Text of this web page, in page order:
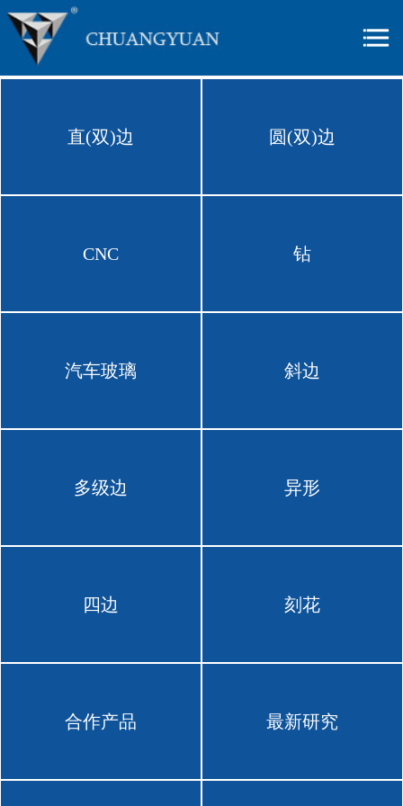
直(双)边 圆(双)边
CNC 钻
汽车玻璃 斜边
多级边 异形
四边 刻花
合作产品 最新研究